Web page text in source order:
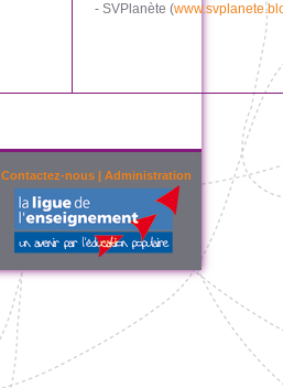
- SVPlanète (
Contactez-nous | Administration